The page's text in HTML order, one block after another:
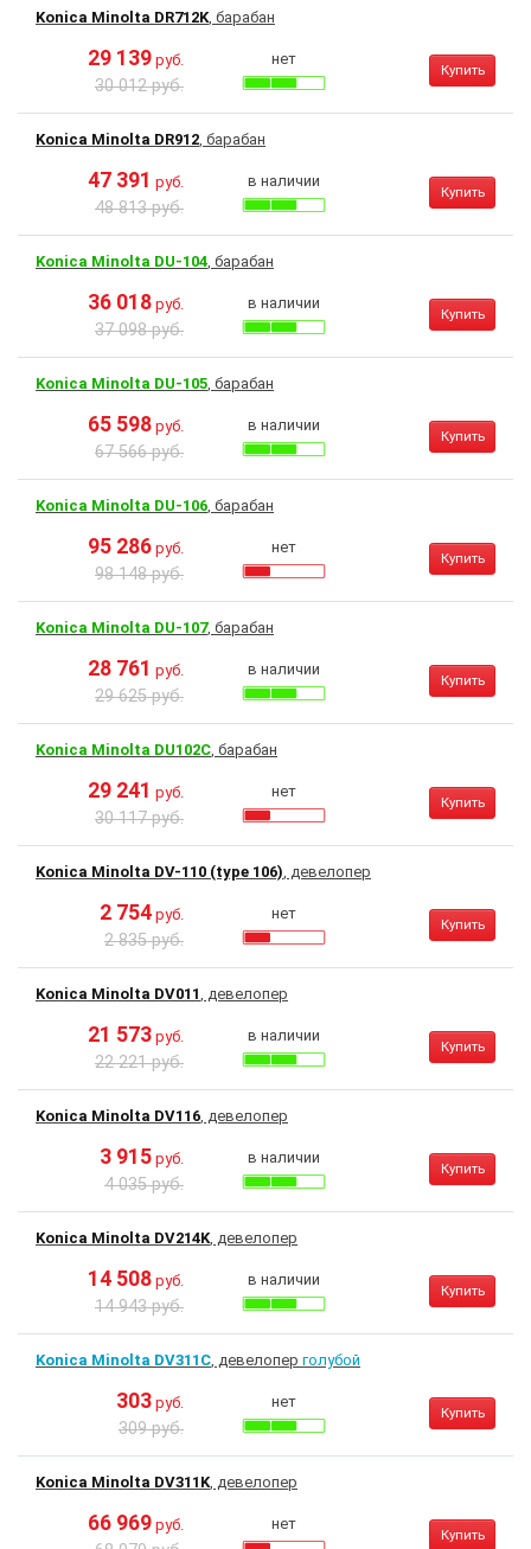
Konica Minolta DR712K, барабан
29 139 руб.
30 012 руб.
нет
Купить
Konica Minolta DR912, барабан
47 391 руб.
48 813 руб.
в наличии
Купить
Konica Minolta DU-104, барабан
36 018 руб.
37 098 руб.
в наличии
Купить
Konica Minolta DU-105, барабан
65 598 руб.
67 566 руб.
в наличии
Купить
Konica Minolta DU-106, барабан
95 286 руб.
98 148 руб.
нет
Купить
Konica Minolta DU-107, барабан
28 761 руб.
29 625 руб.
в наличии
Купить
Konica Minolta DU102C, барабан
29 241 руб.
30 117 руб.
нет
Купить
Konica Minolta DV-110 (type 106), девелопер
2 754 руб.
2 835 руб.
нет
Купить
Konica Minolta DV011, девелопер
21 573 руб.
22 221 руб.
в наличии
Купить
Konica Minolta DV116, девелопер
3 915 руб.
4 035 руб.
в наличии
Купить
Konica Minolta DV214K, девелопер
14 508 руб.
14 943 руб.
в наличии
Купить
Konica Minolta DV311C, девелопер голубой
303 руб.
309 руб.
нет
Купить
Konica Minolta DV311K, девелопер
66 969 руб. нет
Купить